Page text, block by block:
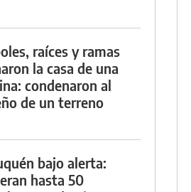
raíces y ramas
la casa de una
condenaron al
de un terreno
bajo alerta:
hasta 50